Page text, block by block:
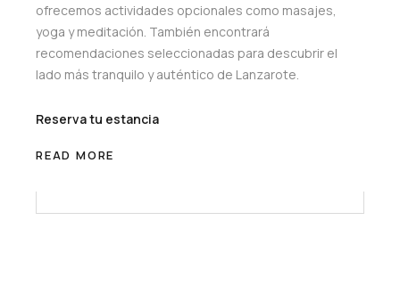
ofrecemos actividades opcionales como masajes,
yoga y meditación. También encontrará
recomendaciones seleccionadas para descubrir el
lado más tranquilo y auténtico de Lanzarote.
Reserva tu estancia
READ MORE